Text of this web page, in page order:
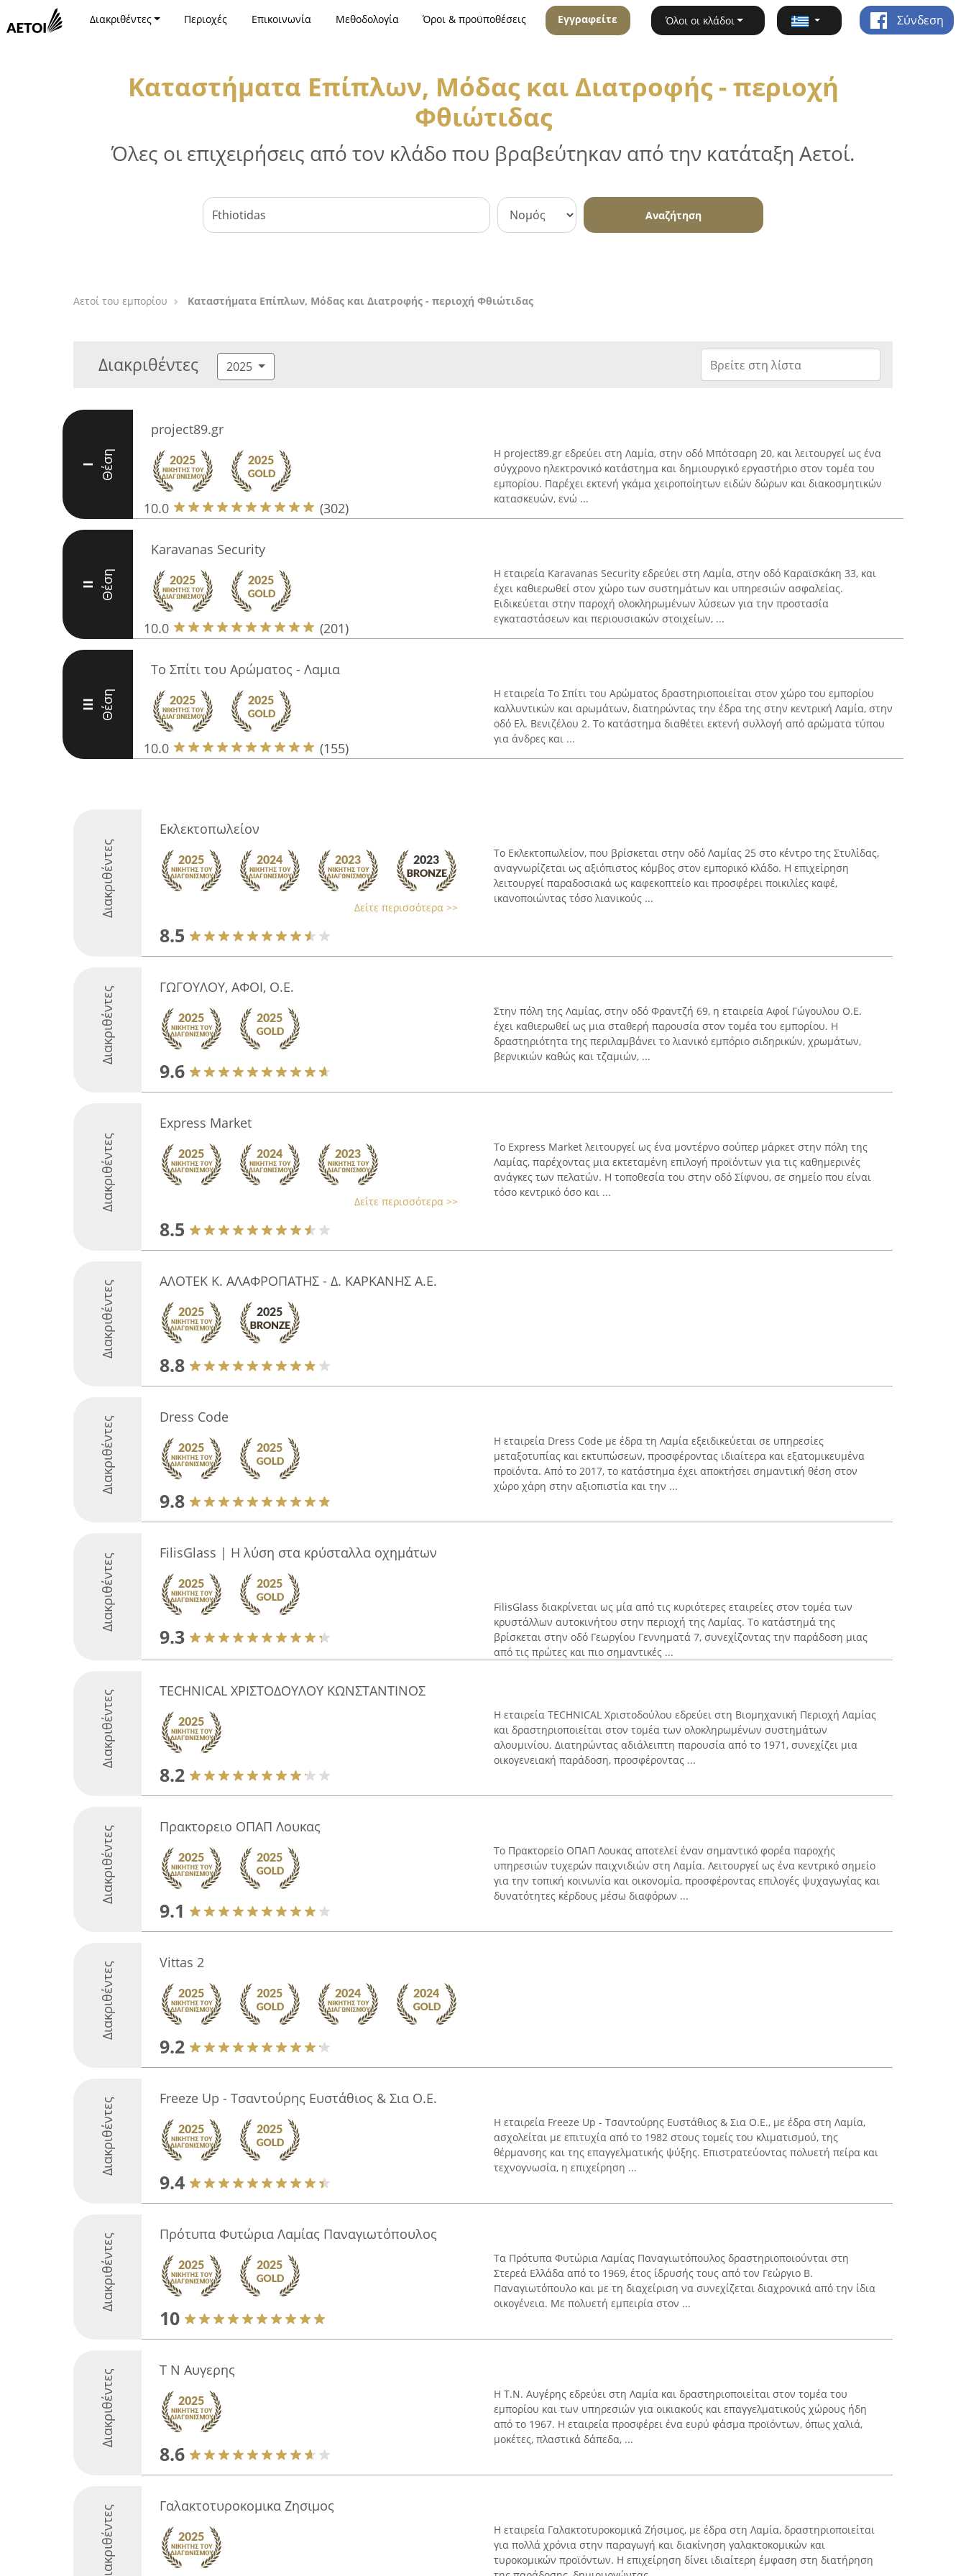
Διακριθέντες Περιοχές Επικοινωνία Μεθοδολογία Όροι & προϋποθέσεις Εγγραφείτε Όλοι οι κλάδοι Σύνδεση
Καταστήματα Επίπλων, Μόδας και Διατροφής - περιοχή
Φθιώτιδας
Όλες οι επιχειρήσεις από τον κλάδο που βραβεύτηκαν από την κατάταξη Αετοί.
Αναζήτηση
Αετοί του εμπορίου Καταστήματα Επίπλων, Μόδας και Διατροφής - περιοχή Φθιώτιδας
Διακριθέντες 2025
I Θέση
project89.gr
10.0 (302)
Η project89.gr εδρεύει στη Λαμία, στην οδό Μπότσαρη 20, και λειτουργεί ως ένα
σύγχρονο ηλεκτρονικό κατάστημα και δημιουργικό εργαστήριο στον τομέα του
εμπορίου. Παρέχει εκτενή γκάμα χειροποίητων ειδών δώρων και διακοσμητικών
κατασκευών, ενώ ...
II Θέση
Karavanas Security
10.0 (201)
Η εταιρεία Karavanas Security εδρεύει στη Λαμία, στην οδό Καραϊσκάκη 33, και
έχει καθιερωθεί στον χώρο των συστημάτων και υπηρεσιών ασφαλείας.
Ειδικεύεται στην παροχή ολοκληρωμένων λύσεων για την προστασία
εγκαταστάσεων και περιουσιακών στοιχείων, ...
III Θέση
Το Σπίτι του Αρώματος - Λαμια
10.0 (155)
Η εταιρεία Το Σπίτι του Αρώματος δραστηριοποιείται στον χώρο του εμπορίου
καλλυντικών και αρωμάτων, διατηρώντας την έδρα της στην κεντρική Λαμία, στην
οδό Ελ. Βενιζέλου 2. Το κατάστημα διαθέτει εκτενή συλλογή από αρώματα τύπου
για άνδρες και ...
Διακριθέντες
Εκλεκτοπωλείον
Δείτε περισσότερα >>
8.5
Το Εκλεκτοπωλείον, που βρίσκεται στην οδό Λαμίας 25 στο κέντρο της Στυλίδας,
αναγνωρίζεται ως αξιόπιστος κόμβος στον εμπορικό κλάδο. Η επιχείρηση
λειτουργεί παραδοσιακά ως καφεκοπτείο και προσφέρει ποικιλίες καφέ,
ικανοποιώντας τόσο λιανικούς ...
Διακριθέντες ΓΩΓΟΥΛΟΥ, ΑΦΟΙ, Ο.Ε.
9.6
Στην πόλη της Λαμίας, στην οδό Φραντζή 69, η εταιρεία Αφοί Γώγουλου Ο.Ε.
έχει καθιερωθεί ως μια σταθερή παρουσία στον τομέα του εμπορίου. Η
δραστηριότητα της περιλαμβάνει το λιανικό εμπόριο σιδηρικών, χρωμάτων,
βερνικιών καθώς και τζαμιών, ...
Διακριθέντες
Express Market
Δείτε περισσότερα >>
8.5
Το Express Market λειτουργεί ως ένα μοντέρνο σούπερ μάρκετ στην πόλη της
Λαμίας, παρέχοντας μια εκτεταμένη επιλογή προϊόντων για τις καθημερινές
ανάγκες των πελατών. Η τοποθεσία του στην οδό Σίφνου, σε σημείο που είναι
τόσο κεντρικό όσο και ...
Διακριθέντες ΑΛΟΤΕΚ Κ. ΑΛΑΦΡΟΠΑΤΗΣ - Δ. ΚΑΡΚΑΝΗΣ Α.Ε.
8.8
Διακριθέντες Dress Code
9.8
Η εταιρεία Dress Code με έδρα τη Λαμία εξειδικεύεται σε υπηρεσίες
μεταξοτυπίας και εκτυπώσεων, προσφέροντας ιδιαίτερα και εξατομικευμένα
προϊόντα. Από το 2017, το κατάστημα έχει αποκτήσει σημαντική θέση στον
χώρο χάρη στην αξιοπιστία και την ...
Διακριθέντες FilisGlass | Η λύση στα κρύσταλλα οχημάτων
9.3
FilisGlass διακρίνεται ως μία από τις κυριότερες εταιρείες στον τομέα των
κρυστάλλων αυτοκινήτου στην περιοχή της Λαμίας. Το κατάστημά της
βρίσκεται στην οδό Γεωργίου Γεννηματά 7, συνεχίζοντας την παράδοση μιας
από τις πρώτες και πιο σημαντικές ...
Διακριθέντες TECHNICAL ΧΡΙΣΤΟΔΟΥΛΟΥ ΚΩΝΣΤΑΝΤΙΝΟΣ
8.2
Η εταιρεία TECHNICAL Χριστοδούλου εδρεύει στη Βιομηχανική Περιοχή Λαμίας
και δραστηριοποιείται στον τομέα των ολοκληρωμένων συστημάτων
αλουμινίου. Διατηρώντας αδιάλειπτη παρουσία από το 1971, συνεχίζει μια
οικογενειακή παράδοση, προσφέροντας ...
Διακριθέντες Πρακτορειο ΟΠΑΠ Λουκας
9.1
Το Πρακτορείο ΟΠΑΠ Λουκας αποτελεί έναν σημαντικό φορέα παροχής
υπηρεσιών τυχερών παιχνιδιών στη Λαμία. Λειτουργεί ως ένα κεντρικό σημείο
για την τοπική κοινωνία και οικονομία, προσφέροντας επιλογές ψυχαγωγίας και
δυνατότητες κέρδους μέσω διαφόρων ...
Διακριθέντες Vittas 2
9.2
Διακριθέντες Freeze Up - Τσαντούρης Ευστάθιος & Σια Ο.Ε.
9.4
Η εταιρεία Freeze Up - Τσαντούρης Ευστάθιος & Σια Ο.Ε., με έδρα στη Λαμία,
ασχολείται με επιτυχία από το 1982 στους τομείς του κλιματισμού, της
θέρμανσης και της επαγγελματικής ψύξης. Επιστρατεύοντας πολυετή πείρα και
τεχνογνωσία, η επιχείρηση ...
Διακριθέντες Πρότυπα Φυτώρια Λαμίας Παναγιωτόπουλος
10
Τα Πρότυπα Φυτώρια Λαμίας Παναγιωτόπουλος δραστηριοποιούνται στη
Στερεά Ελλάδα από το 1969, έτος ίδρυσής τους από τον Γεώργιο Β.
Παναγιωτόπουλο και με τη διαχείριση να συνεχίζεται διαχρονικά από την ίδια
οικογένεια. Με πολυετή εμπειρία στον ...
Διακριθέντες Τ Ν Αυγερης
8.6
Η Τ.Ν. Αυγέρης εδρεύει στη Λαμία και δραστηριοποιείται στον τομέα του
εμπορίου και των υπηρεσιών για οικιακούς και επαγγελματικούς χώρους ήδη
από το 1967. Η εταιρεία προσφέρει ένα ευρύ φάσμα προϊόντων, όπως χαλιά,
μοκέτες, πλαστικά δάπεδα, ...
Διακριθέντες Γαλακτοτυροκομικα Ζησιμος
Η εταιρεία Γαλακτοτυροκομικά Ζήσιμος, με έδρα στη Λαμία, δραστηριοποιείται
για πολλά χρόνια στην παραγωγή και διακίνηση γαλακτοκομικών και
τυροκομικών προϊόντων. Η επιχείρηση δίνει ιδιαίτερη έμφαση στη διατήρηση